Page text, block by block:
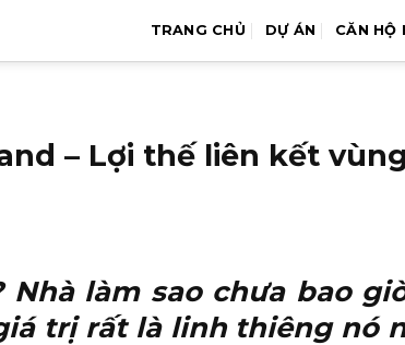
TRANG CHỦ DỰ ÁN CĂN HỘ
– Lợi thế liên kết
Nhà làm sao chưa bao
trị rất là linh thiêng nó